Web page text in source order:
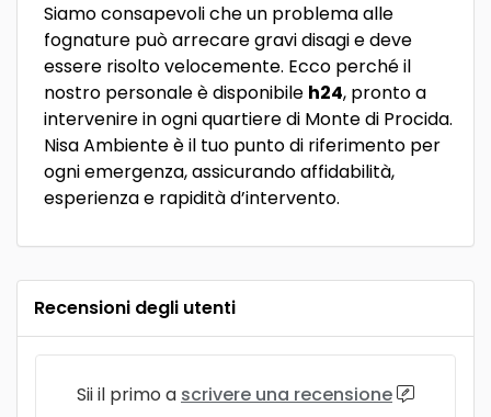
Siamo consapevoli che un problema alle
fognature può arrecare gravi disagi e deve
essere risolto velocemente. Ecco perché il
nostro personale è disponibile h24, pronto a
intervenire in ogni quartiere di Monte di Procida.
Nisa Ambiente è il tuo punto di riferimento per
ogni emergenza, assicurando affidabilità,
esperienza e rapidità d’intervento.
Recensioni degli utenti
Sii il primo a scrivere una recensione